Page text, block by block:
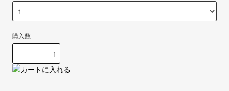
購入数